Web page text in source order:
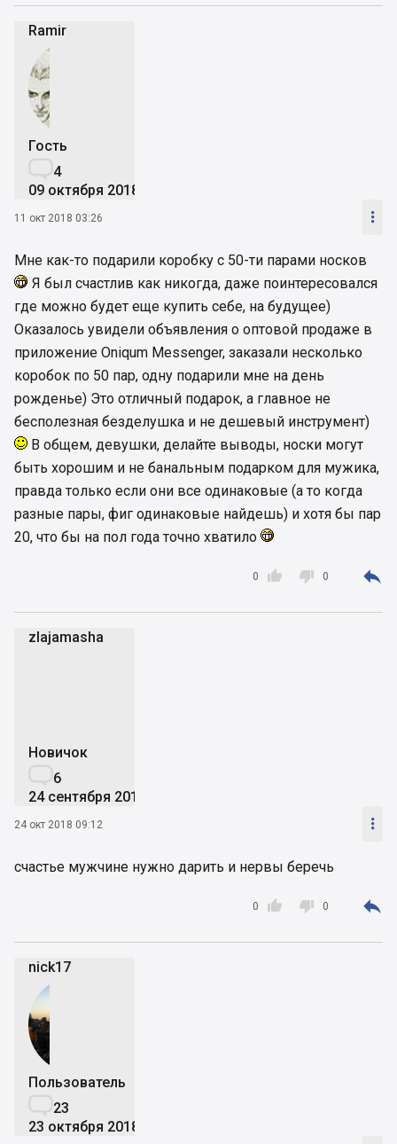
Ramir
Гость
4
09 октября 2018
11 окт 2018 03:26 
Мне как-то подарили коробку с 50-ти парами носков
Я был счастлив как никогда, даже поинтересовался
где можно будет еще купить себе, на будущее)
Оказалось увидели объявления о оптовой продаже в
приложение Oniqum Messenger, заказали несколько
коробок по 50 пар, одну подарили мне на день
рожденье) Это отличный подарок, а главное не
бесполезная безделушка и не дешевый инструмент)
В общем, девушки, делайте выводы, носки могут
быть хорошим и не банальным подарком для мужика,
правда только если они все одинаковые (а то когда
разные пары, фиг одинаковые найдешь) и хотя бы пар
20, что бы на пол года точно хватило

0  0 
zlajamasha
Новичок
6
24 сентября 2018
24 окт 2018 09:12 
счастье мужчине нужно дарить и нервы беречь

0  0 
nick17
Пользователь
23
23 октября 2018